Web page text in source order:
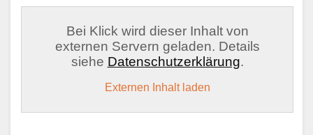
Bei Klick wird dieser Inhalt von
externen Servern geladen. Details
siehe Datenschutzerklärung.
Externen Inhalt laden